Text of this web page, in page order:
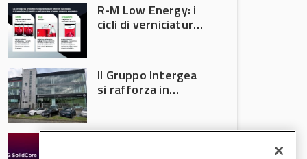
R-M Low Energy: i
cicli di verniciatura
tempi e costi in
carrozzeria
Il Gruppo Intergea
si rafforza in